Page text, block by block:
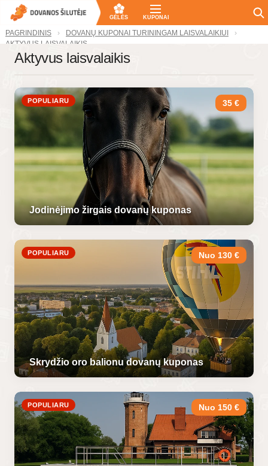
KUPONAI
GĖLĖS
PAGRINDINIS
DOVANŲ KUPONAI TURININGAM LAISVALAIKIUI
AKTYVUS LAISVALAIKIS
Aktyvus laisvalaikis
POPULIARU 35 €
Jodinėjimo žirgais dovanų kuponas
POPULIARU Nuo 130 €
Skrydžio oro balionu dovanų kuponas
POPULIARU Nuo 150 €